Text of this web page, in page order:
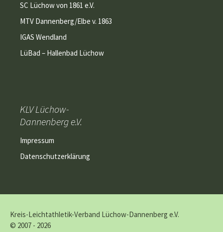
SC Lüchow von 1861 e.V.
MTV Dannenberg/Elbe v. 1863
IGAS Wendland
LüBad – Hallenbad Lüchow
KLV Lüchow-
Dannenberg e.V.
Impressum
Datenschutzerklärung
Kreis-Leichtathletik-Verband Lüchow-Dannenberg e.V.
© 2007 - 2026